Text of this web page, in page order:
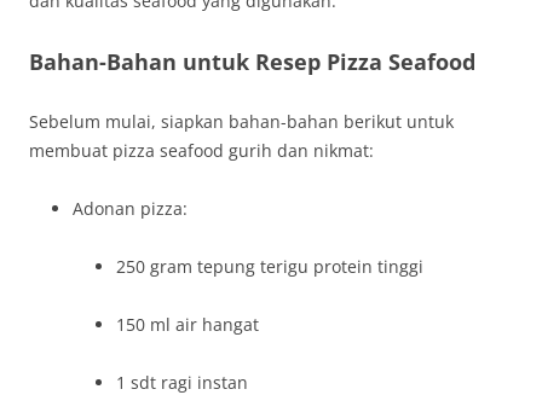
Bahan-Bahan untuk Resep Pizza Seafood
Sebelum mulai, siapkan bahan-bahan berikut untuk
membuat pizza seafood gurih dan nikmat:
Adonan pizza:
250 gram tepung terigu protein tinggi
150 ml air hangat
1 sdt ragi instan